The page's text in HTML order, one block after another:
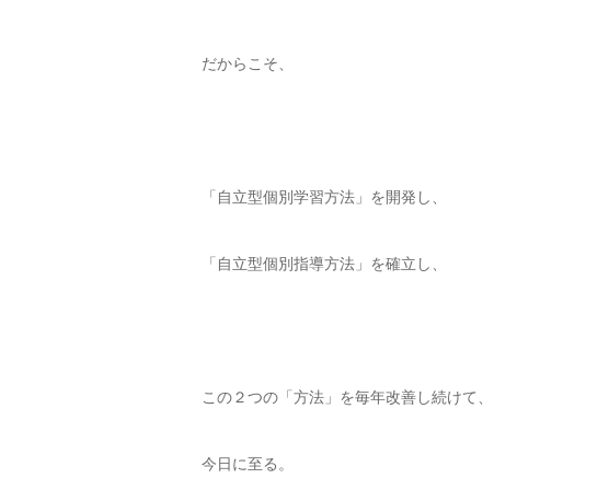
だからこそ、
「自立型個別学習方法」を開発し、
「自立型個別指導方法」を確立し、
この２つの「方法」を毎年改善し続けて、
今日に至る。